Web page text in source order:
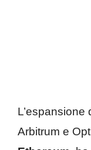
Arbitrum e